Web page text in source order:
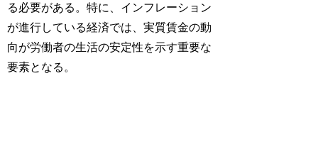
る必要がある。特に、インフレーション
が進行している経済では、実質賃金の動
向が労働者の生活の安定性を示す重要な
要素となる。